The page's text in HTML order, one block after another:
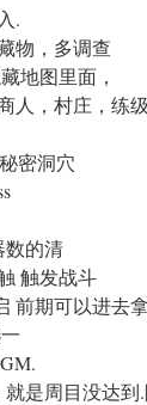
.
物，多调查
地图里面，
，村庄，练
密洞穴
数的清
触发战斗
前期可以进去
是周目没达到